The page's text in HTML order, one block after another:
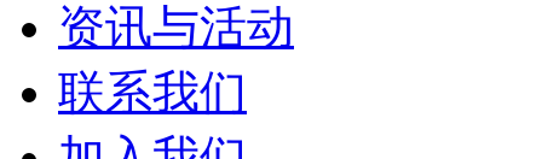
资讯与活动
联系我们